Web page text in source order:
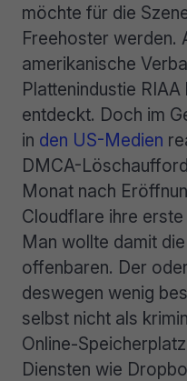
möchte für die
Freehoster werden.
amerikanische
Plattenindustie
entdeckt. Doch im
in den US-Medien
DMCA-
Monat nach
Cloudflare ihre
Man wollte damit
offenbaren. Der
deswegen wenig
selbst nicht als
Online-
Diensten wie